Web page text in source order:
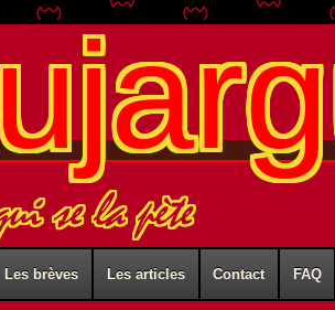
se la pète
Les brèves Les articles Contact FAQ